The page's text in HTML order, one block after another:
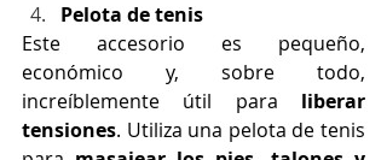
Pelota de tenis
Este accesorio es pequeño,
económico y, sobre todo,
increíblemente útil para liberar
tensiones. Utiliza una pelota de tenis